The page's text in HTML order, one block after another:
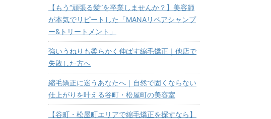
【もう“頑張る髪”を卒業しませんか？】美容師
が本気でリピートした「MANAリペアシャンプ
ー&トリートメント」
強いうねりも柔らかく伸ばす縮毛矯正｜他店で
失敗した方へ
縮毛矯正に迷うあなたへ｜自然で固くならない
仕上がりを叶える谷町・松屋町の美容室
【谷町・松屋町エリアで縮毛矯正を探すなら】